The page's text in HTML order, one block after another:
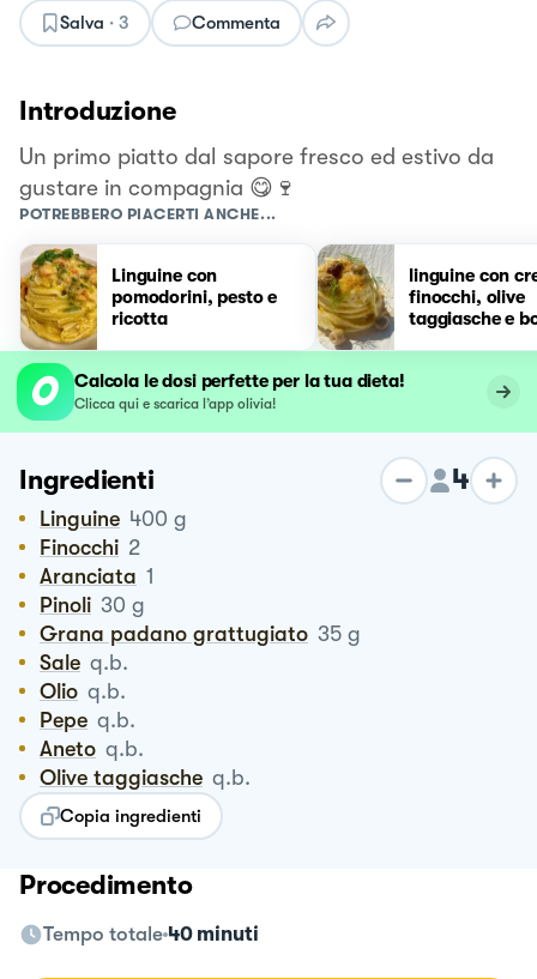
Salva · 3 Commenta
Introduzione
Un primo piatto dal sapore fresco ed estivo da
gustare in compagnia 😋🍷
POTREBBERO PIACERTI ANCHE...
Linguine con
pomodorini, pesto e
ricotta
linguine con
finocchi, olive
taggiasche e
Calcola le dosi perfette per la tua dieta!
Clicca qui e scarica l’app olivia!
Ingredienti 4
Linguine 400 g
Finocchi 2
Aranciata 1
Pinoli 30 g
Grana padano grattugiato 35 g
Sale q.b.
Olio q.b.
Pepe q.b.
Aneto q.b.
Olive taggiasche q.b.
Copia ingredienti
Procedimento
Tempo totale 40 minuti